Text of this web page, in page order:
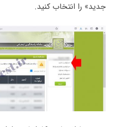
جدید» را انتخاب کنید.